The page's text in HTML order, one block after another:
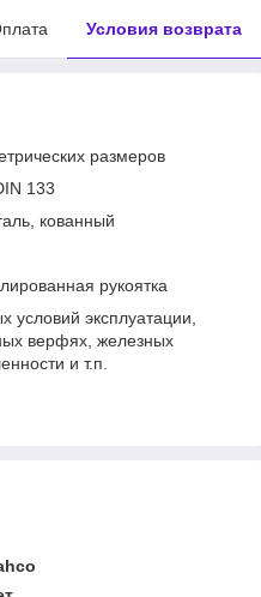
Условия возврата
размеров
133
кованный
рукоятка
эксплуатации,
верфях, железных
и т.п.